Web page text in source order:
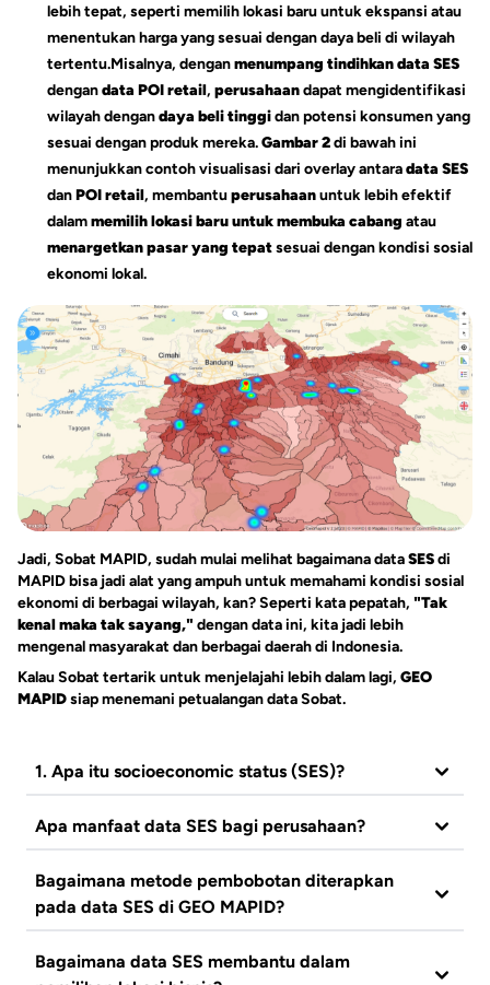
lebih tepat, seperti memilih lokasi baru untuk ekspansi atau
menentukan harga yang sesuai dengan daya beli di wilayah
tertentu.Misalnya, denganmenumpang tindihkandata SES
dengandata POI retail, perusahaandapat mengidentifikasi
wilayah dengandaya beli tinggidan potensi konsumen yang
sesuai dengan produk mereka.Gambar 2di bawah ini
menunjukkan contoh visualisasi dari overlay antaradata SES
danPOI retail, membantuperusahaanuntuk lebih efektif
dalammemilih lokasi baru untuk membuka cabang atau
menargetkan pasar yang tepatsesuai dengan kondisi sosial
ekonomi lokal.
Jadi, Sobat MAPID, sudah mulai melihat bagaimana dataSESdi
MAPID bisa jadi alat yang ampuh untuk memahami kondisi sosial
ekonomi di berbagai wilayah, kan? Seperti kata pepatah, "Tak
kenal maka tak sayang," dengan data ini, kita jadi lebih
mengenal masyarakat dan berbagai daerah di Indonesia.
Kalau Sobat tertarik untuk menjelajahi lebih dalam lagi, GEO
MAPIDsiap menemani petualangan data Sobat.
1. Apa itu socioeconomic status (SES)?
digunakan untuk menilai posisi sosial dan ekonomi
mencakup beberapa parameter seperti tingkat
pendidikan, pekerjaan, pendapatan, dan akses
Apa manfaat data SES bagi perusahaan?
pasar di berbagai wilayah, memilih lokasi terbaik
untuk ekspansi bisnis, serta menargetkan wilayah
tindihkan data SES dengan data POI retail di GEO
Bagaimana metode pembobotan diterapkan
pada data SES di GEO MAPID?
pendidikan, pekerjaan, dan PDRB, diberi skor yang
Bagaimana data SES membantu dalam